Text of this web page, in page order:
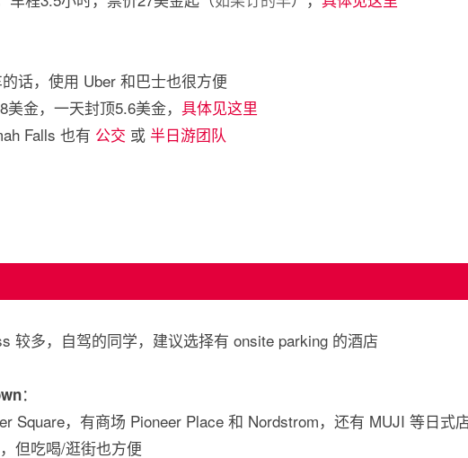
话，使用 Uber 和巴士也很方便
金，一天封顶5.6美金， 具体见这里
Falls 也有 公交 或 半日游团队
较多，自驾的同学，建议选择有 onsite parking 的酒店
：
Square，有商场 Pioneer Place 和 Nordstrom，还有 MUJI 等日式
但吃喝/逛街也方便